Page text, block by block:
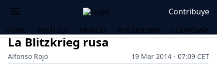
Contribuye
HOME POLÍTICA MUNDO PERIODISMO ECONOMÍA
La Blitzkrieg rusa
Alfonso Rojo
19 Mar 2014 - 07:09 CET